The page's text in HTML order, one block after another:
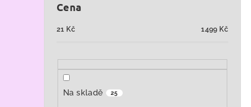
Cena
21 Kč 1499 Kč
Na skladě 25